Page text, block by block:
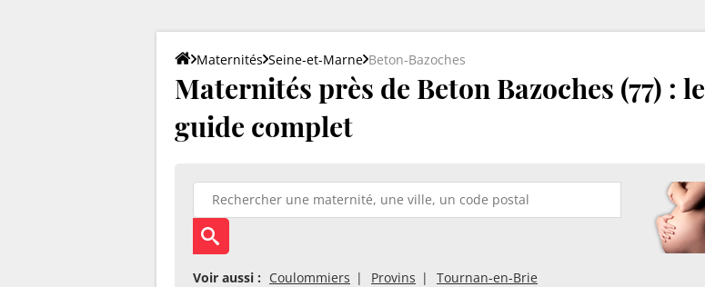
Maternités Seine-et-Marne Beton-Bazoches
Maternités près de Beton Bazoches (77) : le
guide complet
Voir aussi : Coulommiers Provins Tournan-en-Brie